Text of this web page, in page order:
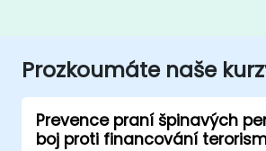
Prozkoumáte naše
Prevence praní špinavých
boj proti financování